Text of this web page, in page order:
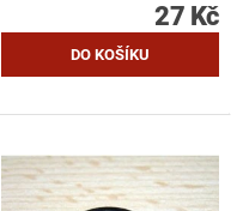
27 Kč